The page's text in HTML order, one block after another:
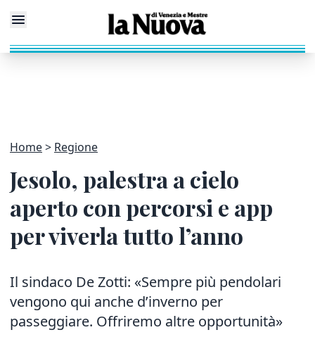
Home Regione
Jesolo, palestra a cielo
aperto con percorsi e app
per viverla tutto l’anno
Il sindaco De Zotti: «Sempre più pendolari
vengono qui anche d’inverno per
passeggiare. Offriremo altre opportunità»